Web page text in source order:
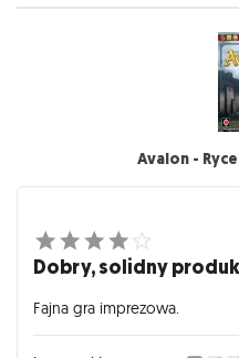
Avalon -
Dobry, solidny
Fajna gra imprezowa.